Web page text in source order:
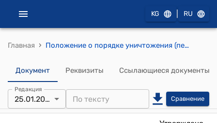
KG RU
Главная › Положение о порядке уничтожения (переработки) продукции (товаров), признанной непригодной к реализации ( Утверждено постановлением Правительства Кыргызской Республики от 9 июля 1997 года № 407)
Документ Реквизиты Ссылающиеся документы
Редакция
25.01.2025 Сравнение